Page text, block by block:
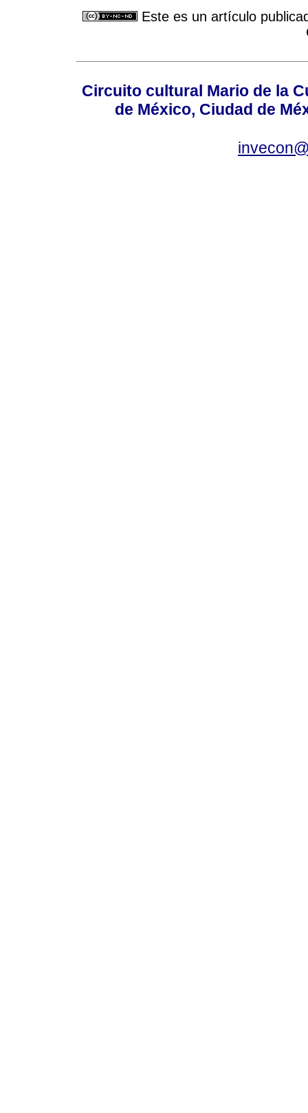
Este es un artículo
Circuito cultural Mario de la
de México, Ciudad de